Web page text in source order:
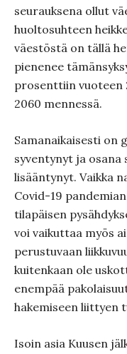
seurauksena ollut
huoltosuhteen
väestöstä on tällä
pienenee
prosenttiin vuoteen
2060 mennessä.
Samanaikaisesti on
syventynyt ja osana
lisääntynyt. Vaikka
Covid-19
tilapäisen
voi vaikuttaa myös
perustuvaan
kuitenkaan ole
enempää
hakemiseen liittyen
Isoin asia Kuusen